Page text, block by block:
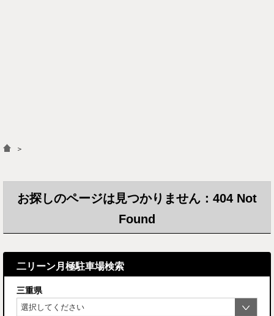
＞
お探しのページは見つかりません：404 Not
Found
二リーン月極駐車場検索
三重県